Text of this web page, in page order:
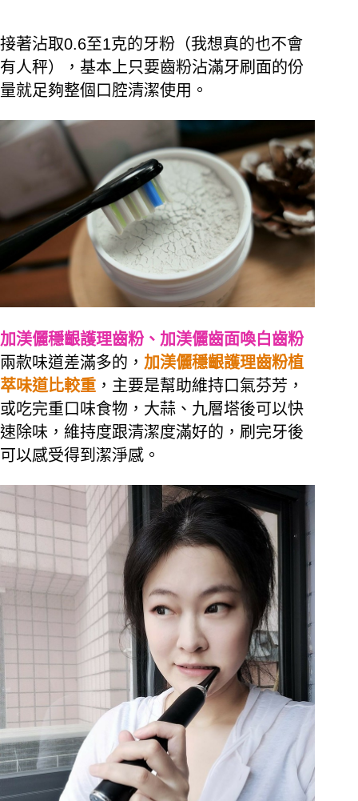
接著沾取0.6至1克的牙粉（我想真的也不會
有人秤），基本上只要齒粉沾滿牙刷面的份
量就足夠整個口腔清潔使用。
加渼儷穩齦護理齒粉、加渼儷齒面喚白齒粉
兩款味道差滿多的， 加渼儷穩齦護理齒粉植
萃味道比較重 ，主要是幫助維持口氣芬芳，
或吃完重口味食物，大蒜、九層塔後可以快
速除味，維持度跟清潔度滿好的，刷完牙後
可以感受得到潔淨感。